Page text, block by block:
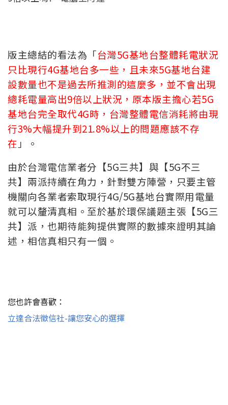
版主總結的看法為「台灣5G基地台整體耗電狀況
只比現行4G基地台多一些，且未來5G基地台建
設數量也不是過去所推測的這麼多，並不會出現
總耗電量高出9倍以上狀況，原本版主擔心若5G
基地台完全取代4G時，台灣整體電信消耗將由現
行3%大幅提升到21.8%以上的問題應該不存
在 」。
由於台灣電信業者分【5G三共】與【5G不三
共】兩派持續在角力，針對雙方陣營，只要主管
機關向各業者索取現行4G/5G基地台實際用電量
就可以釐清真相。至於基於環保議題主張【5G三
共】派，也期待能夠提供實際的數據來證明其論
述，相信真相只有一個。
您也許會喜歡：
立達合法徵信社-讓您安心的選擇